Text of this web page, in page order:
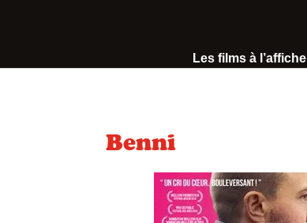
Les films à l’affiche
Benni